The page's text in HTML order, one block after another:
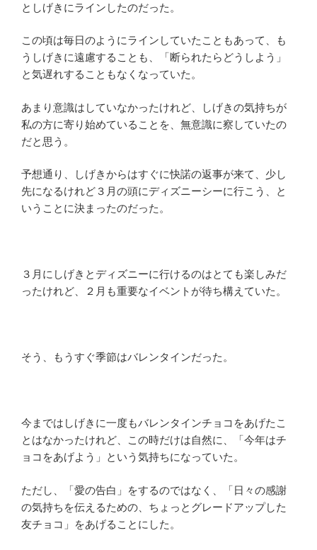
としげきにラインしたのだった。
この頃は毎日のようにラインしていたこともあって、も
うしげきに遠慮することも、「断られたらどうしよう」
と気遅れすることもなくなっていた。
あまり意識はしていなかったけれど、しげきの気持ちが
私の方に寄り始めていることを、無意識に察していたの
だと思う。
予想通り、しげきからはすぐに快諾の返事が来て、少し
先になるけれど３月の頭にディズニーシーに行こう、と
いうことに決まったのだった。
３月にしげきとディズニーに行けるのはとても楽しみだ
ったけれど、２月も重要なイベントが待ち構えていた。
そう、もうすぐ季節はバレンタインだった。
今まではしげきに一度もバレンタインチョコをあげたこ
とはなかったけれど、この時だけは自然に、「今年はチ
ョコをあげよう」という気持ちになっていた。
ただし、「愛の告白」をするのではなく、「日々の感謝
の気持ちを伝えるための、ちょっとグレードアップした
友チョコ」をあげることにした。